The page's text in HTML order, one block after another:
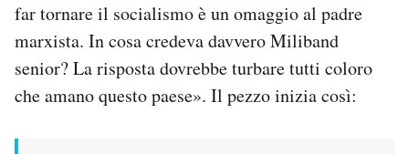
far tornare il socialismo è un omaggio al padre
marxista. In cosa credeva davvero Miliband
senior? La risposta dovrebbe turbare tutti coloro
che amano questo paese». Il pezzo inizia così: